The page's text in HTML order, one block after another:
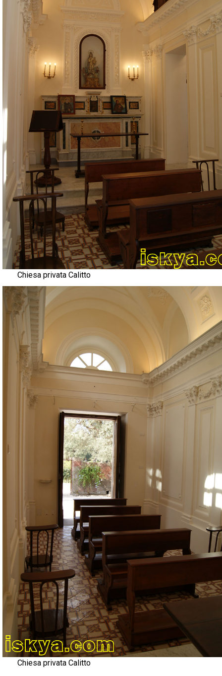
Chiesa privata Calitto
Chiesa privata Calitto